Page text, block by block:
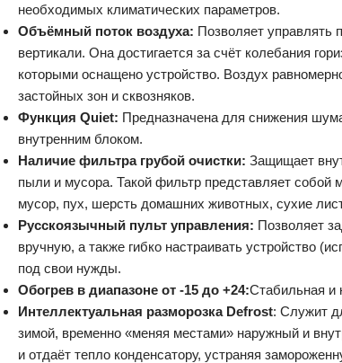
необходимых климатических параметров.
Объёмный поток воздуха: Позволяет управлять
вертикали. Она достигается за счёт колебания
которыми оснащено устройство. Воздух
застойных зон и сквозняков.
Функция Quiet: Предназначена для снижения
внутренним блоком.
Наличие фильтра грубой очистки: Защищает
пыли и мусора. Такой фильтр представляет собой
мусор, пух, шерсть домашних животных, сухие
Русскоязычный пульт управления: Позволяет
вручную, а также гибко настраивать устройство
под свои нужды.
Обогрев в диапазоне от -15 до +24:Стабильная и
Интеллектуальная разморозка Defrost: Служит
зимой, временно «меняя местами» наружный и
и отдаёт тепло конденсатору, устраняя